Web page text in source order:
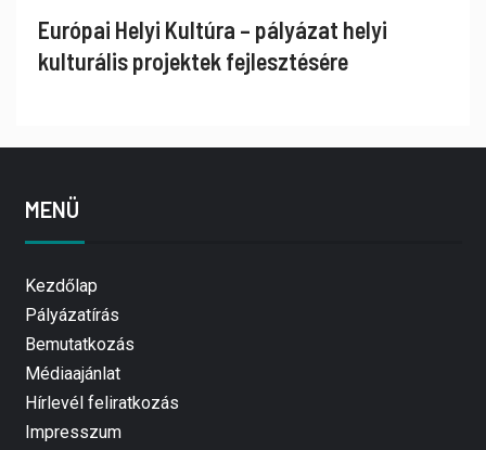
Európai Helyi Kultúra – pályázat helyi
kulturális projektek fejlesztésére
MENÜ
Kezdőlap
Pályázatírás
Bemutatkozás
Médiaajánlat
Hírlevél feliratkozás
Impresszum